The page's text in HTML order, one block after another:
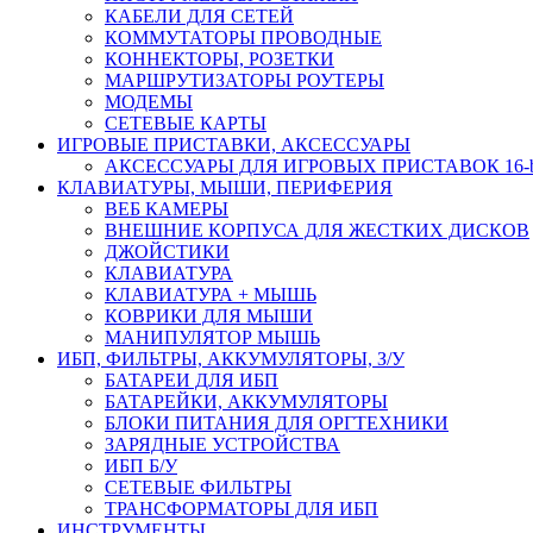
КАБЕЛИ ДЛЯ СЕТЕЙ
КОММУТАТОРЫ ПРОВОДНЫЕ
КОННЕКТОРЫ, РОЗЕТКИ
МАРШРУТИЗАТОРЫ РОУТЕРЫ
МОДЕМЫ
СЕТЕВЫЕ КАРТЫ
ИГРОВЫЕ ПРИСТАВКИ, АКСЕССУАРЫ
АКСЕССУАРЫ ДЛЯ ИГРОВЫХ ПРИСТАВОК 16-
КЛАВИАТУРЫ, МЫШИ, ПЕРИФЕРИЯ
ВЕБ КАМЕРЫ
ВНЕШНИЕ КОРПУСА ДЛЯ ЖЕСТКИХ ДИСКОВ
ДЖОЙСТИКИ
КЛАВИАТУРА
КЛАВИАТУРА + МЫШЬ
КОВРИКИ ДЛЯ МЫШИ
МАНИПУЛЯТОР МЫШЬ
ИБП, ФИЛЬТРЫ, АККУМУЛЯТОРЫ, З/У
БАТАРЕИ ДЛЯ ИБП
БАТАРЕЙКИ, АККУМУЛЯТОРЫ
БЛОКИ ПИТАНИЯ ДЛЯ ОРГТЕХНИКИ
ЗАРЯДНЫЕ УСТРОЙСТВА
ИБП Б/У
СЕТЕВЫЕ ФИЛЬТРЫ
ТРАНСФОРМАТОРЫ ДЛЯ ИБП